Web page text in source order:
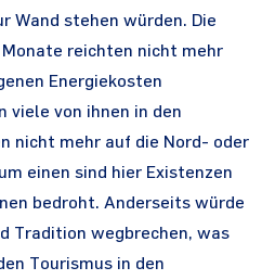
Wand stehen würden. Die
reichten nicht mehr
Energiekosten
viele von ihnen in den
nicht mehr auf die Nord- oder
einen sind hier Existenzen
bedroht. Anderseits würde
Tradition wegbrechen, was
Tourismus in den